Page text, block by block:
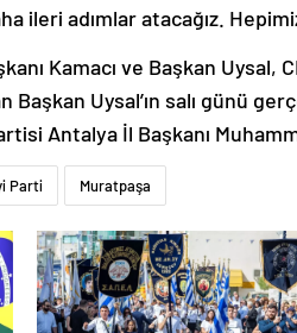
ileri adımlar atacağız.
Kamacı ve Başkan Uysal,
Uysal’ın salı günü
Antalya İl Başkanı
Parti Muratpaşa